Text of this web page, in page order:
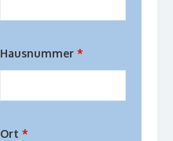
Hausnummer*
Ort*